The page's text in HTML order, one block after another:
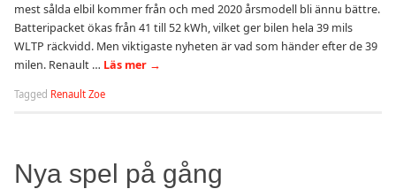
mest sålda elbil kommer från och med 2020 årsmodell bli ännu bättre.
Batteripacket ökas från 41 till 52 kWh, vilket ger bilen hela 39 mils
WLTP räckvidd. Men viktigaste nyheten är vad som händer efter de 39
milen. Renault … Läs mer →
Tagged Renault Zoe
Nya spel på gång